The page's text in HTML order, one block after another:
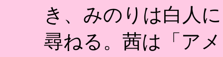
き、みのりは白人
尋ねる。茜は「ア